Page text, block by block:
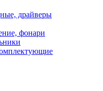
драйверы
фонари